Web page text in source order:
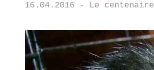
16.04.2016 - Le centenaire